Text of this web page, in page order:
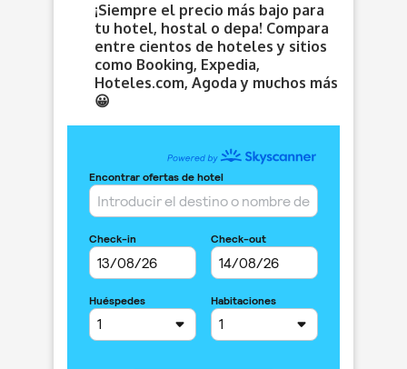
¡Siempre el precio más bajo para
tu hotel, hostal o depa! Compara
entre cientos de hoteles y sitios
como Booking, Expedia,
Hoteles.com, Agoda y muchos más
😀